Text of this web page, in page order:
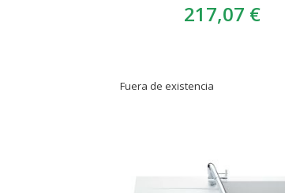
217,07 €
Fuera de existencia